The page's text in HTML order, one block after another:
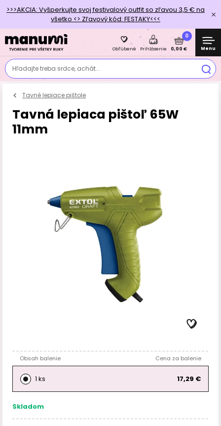
>>>AKCIA: Vyšperkujte svoj festivalový outfit so zľavou 3,5 € na
všetko <> Zľavový kód: FESTAKY<<<
Hľadajte treba srdce, achát...
Obľúbené Prihlásenie
0
0,00 € Menu
Tavné lepiace pištole
Tavná lepiaca pištoľ 65W
11mm
Obsah balenie Cena za balenie
1 ks 17,29 €
Skladom